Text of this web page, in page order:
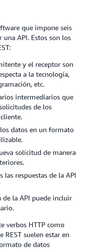
que impone seis
API. Estos son los
y el receptor son
a la tecnología,
etc.
intermediarios que
de los
datos en un formato
solicitud de manera
las respuestas de la API
de la API puede incluir
verbos HTTP como
REST suelen estar en
de datos